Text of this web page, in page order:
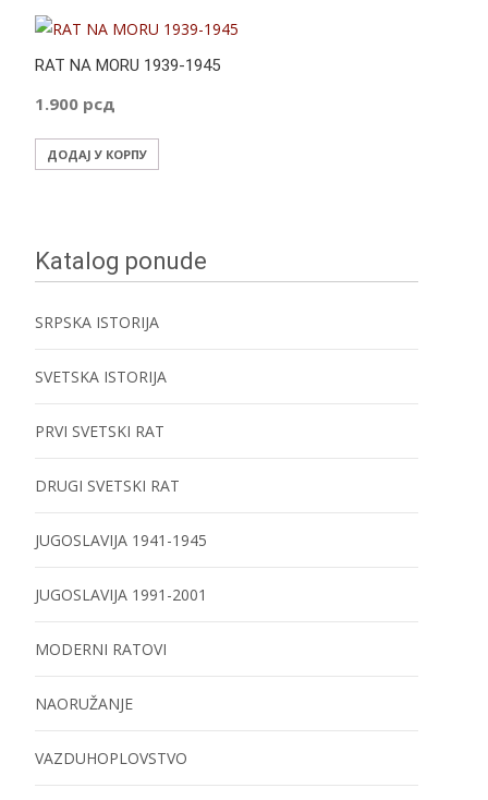
RAT NA MORU 1939-1945
1.900 рсд
ДОДАЈ У КОРПУ
Katalog ponude
SRPSKA ISTORIJA
SVETSKA ISTORIJA
PRVI SVETSKI RAT
DRUGI SVETSKI RAT
JUGOSLAVIJA 1941-1945
JUGOSLAVIJA 1991-2001
MODERNI RATOVI
NAORUŽANJE
VAZDUHOPLOVSTVO